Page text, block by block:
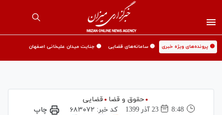
🟡 پرونده‌های ویژه خبری 🟡 سامانه‌های قضایی 🟡 جنایت میدان علیخانی اصفهان
حقوق و قضا
قضایی
8:48
23 آذر 1399 کد خبر: ۶۸۳۰۷۲ چاپ